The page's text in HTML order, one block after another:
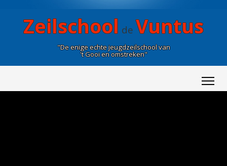
Zeilschool de Vuntus
"De enige echte jeugdzeilschool van
't Gooi en omstreken"